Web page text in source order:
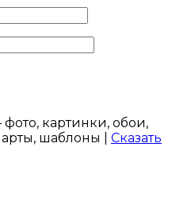
картинки, обои,
шаблоны | Сказать